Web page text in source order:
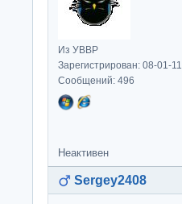
Из УВВР
Зарегистрирован: 08-01-11
Сообщений: 496
Неактивен
Sergey2408